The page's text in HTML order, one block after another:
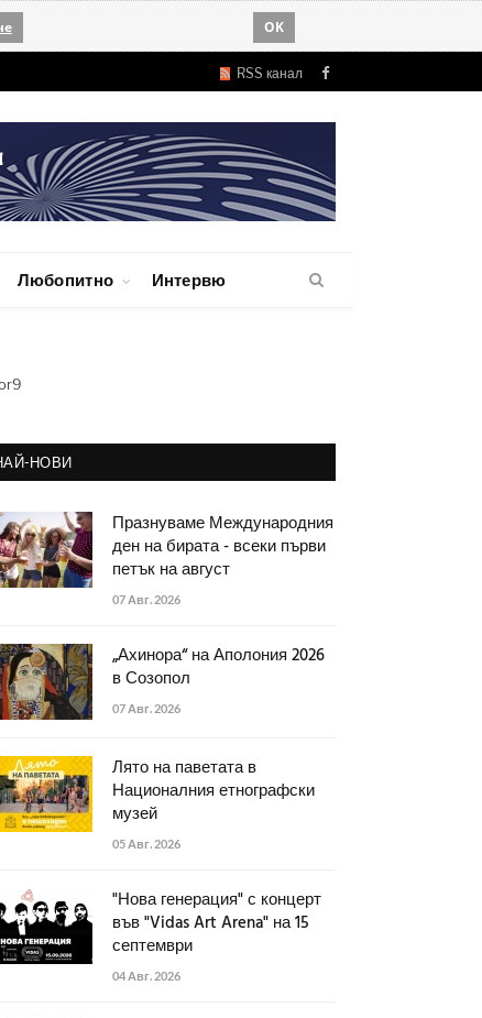
OK
RSS канал Facebook
Любопитно Интервю
НОВИ
Празнуваме Международния
ден на бирата - всеки първи
петък на август
07 Авг. 2026
„Ахинора“ на Аполония 2026
в Созопол
07 Авг. 2026
Лято на паветата в
Националния етнографски
музей
05 Авг. 2026
"Нова генерация" с концерт
във "Vidas Art Arena" на 15
септември
04 Авг. 2026